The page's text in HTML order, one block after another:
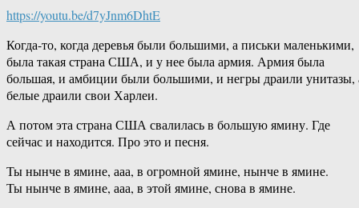
https://youtu.be/d7yJnm6DhtE
Когда-то, когда деревья были большими, а письки маленькими,
была такая страна США, и у нее была армия. Армия была
большая, и амбиции были большими, и негры драили унитазы,
белые драили свои Харлеи.
А потом эта страна США свалилась в большую ямину. Где
сейчас и находится. Про это и песня.
Ты нынче в ямине, ааа, в огромной ямине, нынче в ямине.
Ты нынче в ямине, ааа, в этой ямине, снова в ямине.